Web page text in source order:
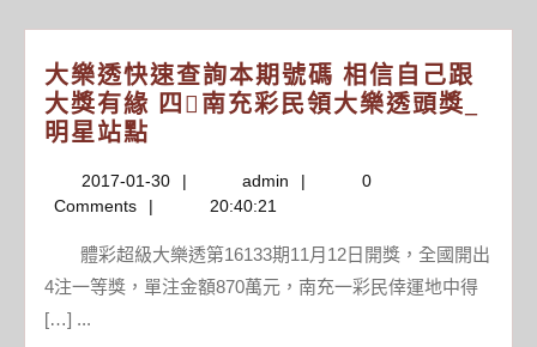
大樂透快速查詢本期號碼 相信自己跟
大獎有緣 四南充彩民領大樂透頭獎_
明星站點
透
快
速
查
詢
2017-01-30
2017-
01-
admin admin
0
Comments
20:40:21
體彩超級大樂透第16133期11月12日開獎，全國開出
4注一等獎，單注金額870萬元，南充一彩民倖運地中得
[…] ...